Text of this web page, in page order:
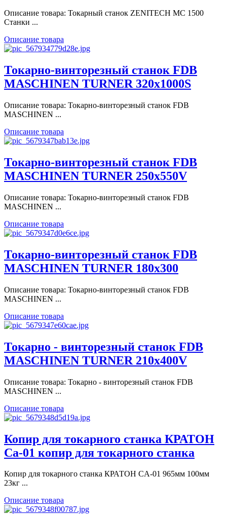
Описание товара: Токарный станок ZENITECH MС 1500
Станки ...
Описание товара
Токарно-винторезный станок FDB
MASCHINEN TURNER 320х1000S
Описание товара: Токарно-винторезный станок FDB
MASCHINEN ...
Описание товара
Токарно-винторезный станок FDB
MASCHINEN TURNER 250х550V
Описание товара: Токарно-винторезный станок FDB
MASCHINEN ...
Описание товара
Токарно-винторезный станок FDB
MASCHINEN TURNER 180х300
Описание товара: Токарно-винторезный станок FDB
MASCHINEN ...
Описание товара
Токарно - винторезный станок FDB
MASCHINEN TURNER 210x400V
Описание товара: Токарно - винторезный станок FDB
MASCHINEN ...
Описание товара
Копир для токарного станка КРАТОН
Ca-01 копир для токарного станка
Копир для токарного станка КРАТОН CA-01 965мм 100мм
23кг ...
Описание товара